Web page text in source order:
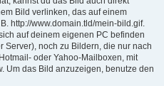
Bild verlinken, das auf einem
http://www.domain.tld/mein-bild.gif.
auf deinem eigenen PC befinden
Server), noch zu Bildern, die nur nach
oder Yahoo-Mailboxen, mit
Um das Bild anzuzeigen, benutze den